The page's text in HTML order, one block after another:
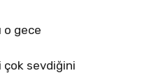
o gece
çok sevdiğini